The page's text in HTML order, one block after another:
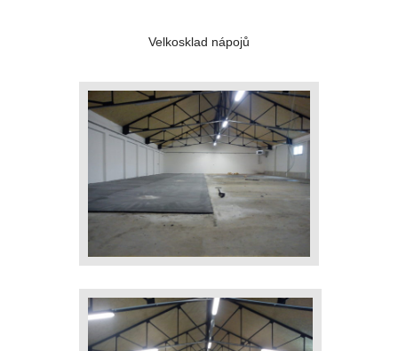
Velkosklad nápojů